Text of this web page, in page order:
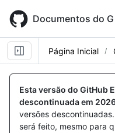
main
content
Documentos do
Página Inicial
Esta versão do GitHub
descontinuada em
versões
será feito, mesmo para